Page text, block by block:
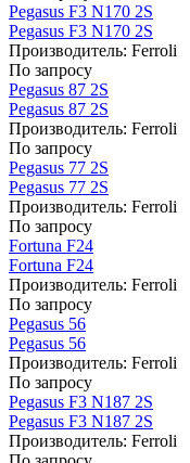
Pegasus F3 N170 2S
Pegasus F3 N170 2S
Производитель: Ferroli
По запросу
Pegasus 87 2S
Pegasus 87 2S
Производитель: Ferroli
По запросу
Pegasus 77 2S
Pegasus 77 2S
Производитель: Ferroli
По запросу
Fortuna F24
Fortuna F24
Производитель: Ferroli
По запросу
Pegasus 56
Pegasus 56
Производитель: Ferroli
По запросу
Pegasus F3 N187 2S
Pegasus F3 N187 2S
Производитель: Ferroli